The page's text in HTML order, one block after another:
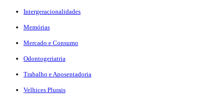
Intergeracionalidades
Memórias
Mercado e Consumo
Odontogeriatria
Trabalho e Aposentadoria
Velhices Plurais